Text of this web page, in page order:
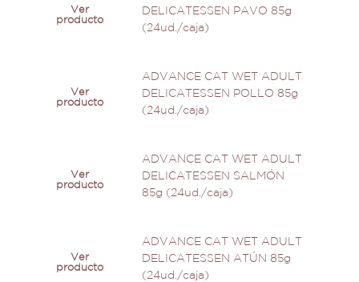
Ver
producto
DELICATESSEN PAVO 85g
(24ud./caja)
Ver
producto
ADVANCE CAT WET ADULT
DELICATESSEN POLLO 85g
(24ud./caja)
Ver
producto
ADVANCE CAT WET ADULT
DELICATESSEN SALMÓN
85g (24ud./caja)
Ver
producto
ADVANCE CAT WET ADULT
DELICATESSEN ATÚN 85g
(24ud./caja)